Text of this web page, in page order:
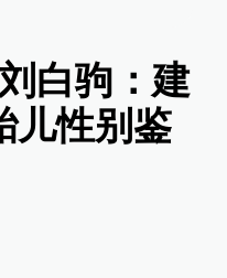
白驹：建
儿性别鉴